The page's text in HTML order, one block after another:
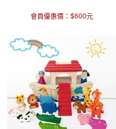
會員優惠價： $600元